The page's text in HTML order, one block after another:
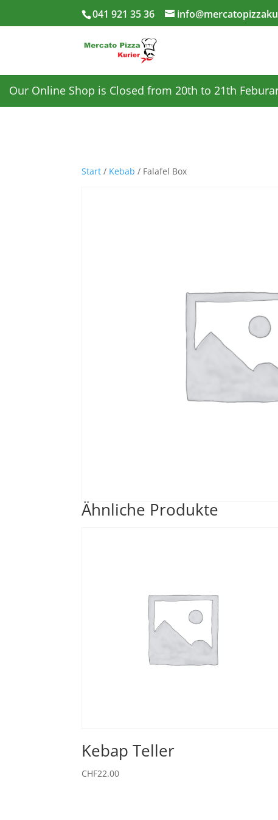
041 921 35 36
Our Online Shop is Closed from 20th to 21th
Start / Kebab / Falafel Box
Ähnliche Produkte
Kebap Teller
CHF22.00